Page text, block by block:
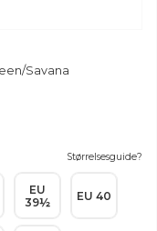
Savana
Størrelsesguide?
EU
39½
EU 40